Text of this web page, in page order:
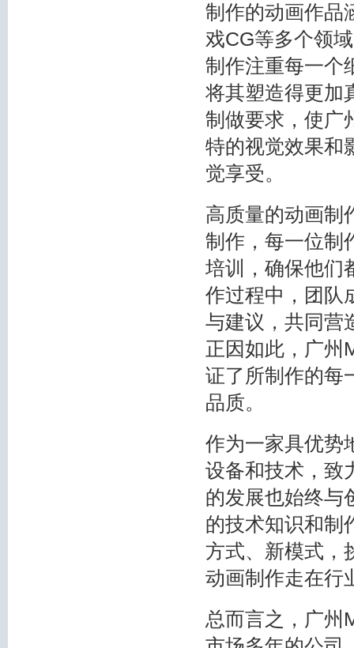
制作的动画作品
戏CG等多个领
制作注重每一个
将其塑造得更加
制做要求，使广
特的视觉效果和
觉享受。
高质量的动画制
制作，每一位制
培训，确保他们
作过程中，团队
与建议，共同营
正因如此，广州
证了所制作的每
品质。
作为一家具优势
设备和技术，致
的发展也始终与
的技术知识和制
方式、新模式，
动画制作走在行
总而言之，广州